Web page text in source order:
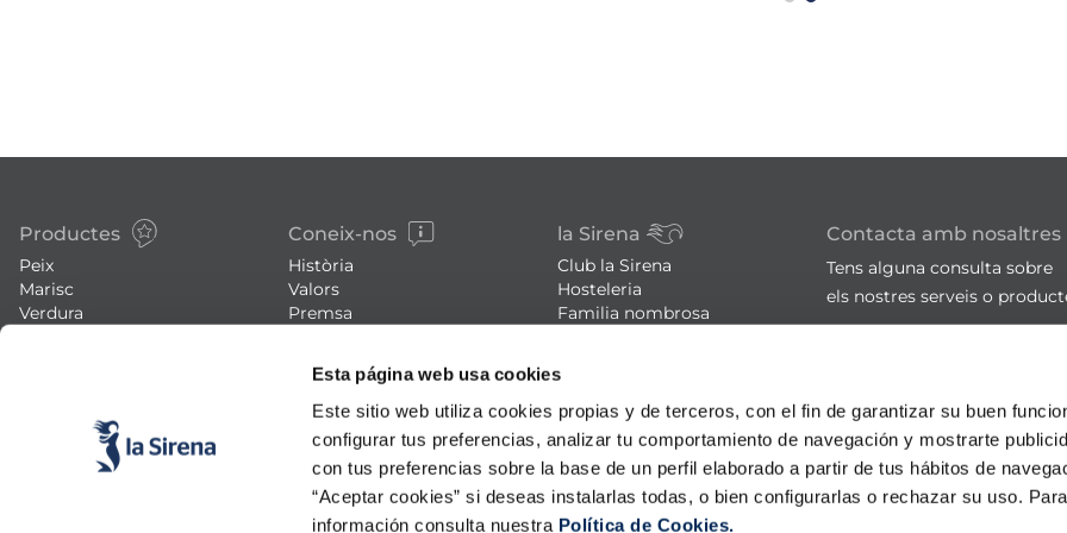
Esta página web usa cookies
Este sitio web utiliza cookies propias y de terceros, con el fin de garantizar su buen
configurar tus preferencias, analizar tu comportamiento de navegación y mostrarte
con tus preferencias sobre la base de un perfil elaborado a partir de tus hábitos de
“Aceptar cookies” si deseas instalarlas todas, o bien configurarlas o rechazar su uso.
información consulta nuestra Política de Cookies.
Productes
Peix
Marisc
Verdura
Coneix-nos
Història
Valors
Premsa
Esdeveniments
FAQs (preguntes freqüents)
la Sirena
Club la Sirena
Hosteleria
Familia nombrosa
Política de privacitat
Condicions de compra
Política de cookies
Promocions - Bases legals
Contacta amb nosaltres
Tens alguna consulta sobre
els nostres serveis o
De dilluns a dissabte de 9:00
Algunes botigues obertes el